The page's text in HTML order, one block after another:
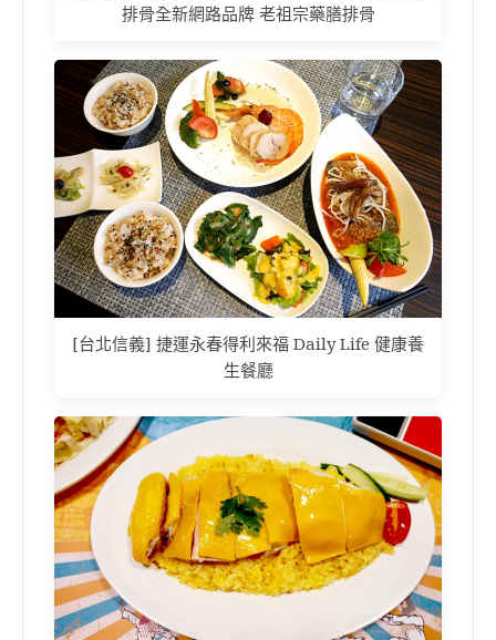
排骨全新網路品牌 老祖宗藥膳排骨
[台北信義] 捷運永春得利來福 Daily Life 健康養
生餐廳